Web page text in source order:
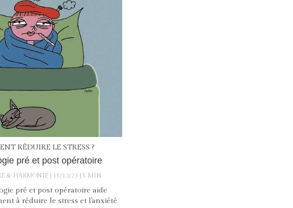
RÉDUIRE LE STRESS ?
pré et post opératoire
& HARMONIE 15/12/23 5 MIN.
pré et post opératoire aide
à réduire le stress et l'anxiété